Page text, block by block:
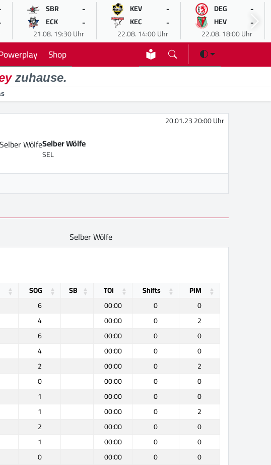
SBR -
ECK -
21.08. 19:30 Uhr
KEV -
KEC -
22.08. 14:00 Uhr
DEG -
HEV -
22.08. 18:00 Uhr
Shop
zuhause.
20.01.23 20:00 Uhr
Selber Wölfe
SEL
Selber Wölfe
SOG SB TOI Shifts
PIM
6 00:00 0
0
4 00:00 0
2
6 00:00 0
0
4 00:00 0
0
2 00:00 0
2
0 00:00 0
0
1 00:00 0
0
1 00:00 0
2
2 00:00 0
0
1 00:00 0
0
0 00:00 0
0